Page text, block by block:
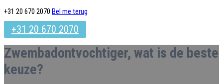
+31 20 670 2070 Bel me terug
+31 20 670 2070
Zwembadontvochtiger, wat is de beste
keuze?